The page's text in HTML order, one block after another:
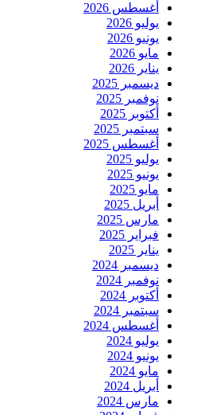
أغسطس 2026
يوليو 2026
يونيو 2026
مايو 2026
يناير 2026
ديسمبر 2025
نوفمبر 2025
أكتوبر 2025
سبتمبر 2025
أغسطس 2025
يوليو 2025
يونيو 2025
مايو 2025
أبريل 2025
مارس 2025
فبراير 2025
يناير 2025
ديسمبر 2024
نوفمبر 2024
أكتوبر 2024
سبتمبر 2024
أغسطس 2024
يوليو 2024
يونيو 2024
مايو 2024
أبريل 2024
مارس 2024